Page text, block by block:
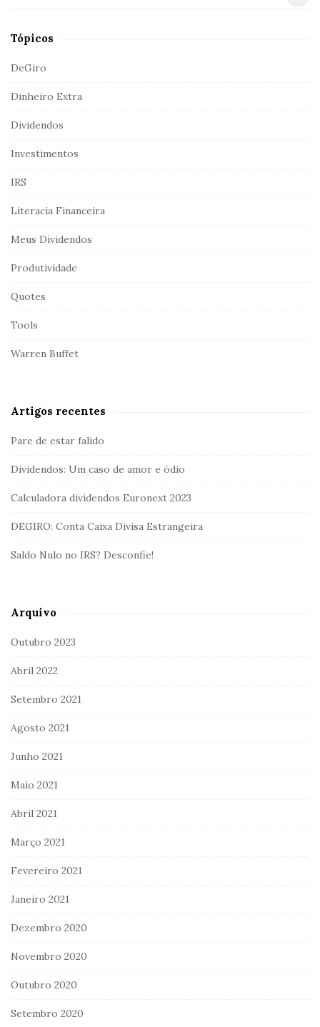
a
c
f
r
:
Tópicos
DeGiro
Dinheiro Extra
Dividendos
Investimentos
IRS
Literacia Financeira
Meus Dividendos
Produtividade
Quotes
Tools
Warren Buffet
Artigos recentes
Pare de estar falido
Dividendos: Um caso de amor e ódio
Calculadora dividendos Euronext 2023
DEGIRO: Conta Caixa Divisa Estrangeira
Saldo Nulo no IRS? Desconfie!
Arquivo
Outubro 2023
Abril 2022
Setembro 2021
Agosto 2021
Junho 2021
Maio 2021
Abril 2021
Março 2021
Fevereiro 2021
Janeiro 2021
Dezembro 2020
Novembro 2020
Outubro 2020
Setembro 2020